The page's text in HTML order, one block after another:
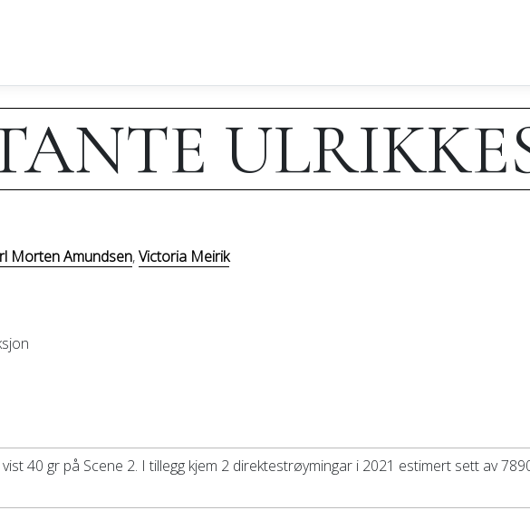
Morten Amundsen,Victoria Meirik
40 gr på Scene 2. I tillegg kjem 2 direktestrøymingar i 2021 estimert sett av